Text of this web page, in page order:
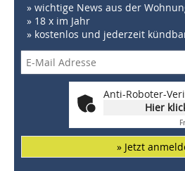
» wichtige News aus der
» 18 x im Jahr
» kostenlos und jederzeit
Anti-Roboter-
Hier
» Jetzt